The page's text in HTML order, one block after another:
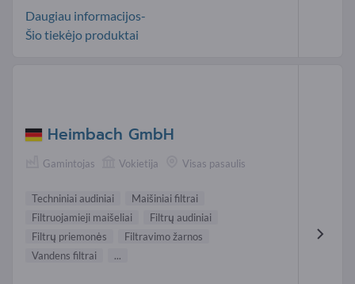
Daugiau informacijos-
Šio tiekėjo produktai
Heimbach GmbH
Gamintojas Vokietija Visas pasaulis
Techniniai audiniai
Maišiniai filtrai
Filtruojamieji maišeliai
Filtrų audiniai
Filtrų priemonės
Filtravimo žarnos
Vandens filtrai
...